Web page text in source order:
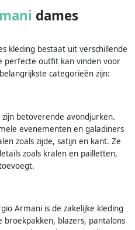
dames
kleding bestaat uit verschillende
perfecte outfit kan vinden voor
categorieën zijn:
betoverende avondjurken.
evenementen en galadiners
zoals zijde, satijn en kant. Ze
zoals kralen en pailletten,
Armani is de zakelijke kleding
blazers, pantalons